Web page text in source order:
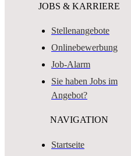
JOBS & KARRIERE
Stellenangebote
Onlinebewerbung
Job-Alarm
Sie haben Jobs im
Angebot?
NAVIGATION
Startseite